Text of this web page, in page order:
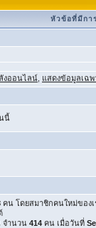
หัวข้อที่มีกา
งออนไลน์ แสดงข้อมูลเฉพ
นี้
คน โดยสมาชิกคนใหม่ของ
จำนวน 414 คน เมื่อวันที่